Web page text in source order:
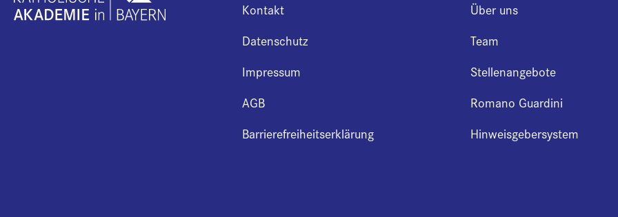
Kontakt
Datenschutz
Impressum
AGB
Barrierefreiheitserklärung
Über uns
Team
Stellenangebote
Romano Guardini
Hinweisgebersystem